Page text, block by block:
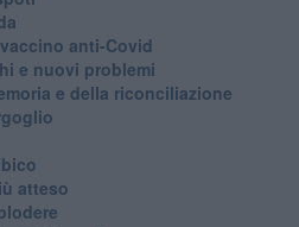
anti-Covid
e nuovi problemi
e della riconciliazione
atteso